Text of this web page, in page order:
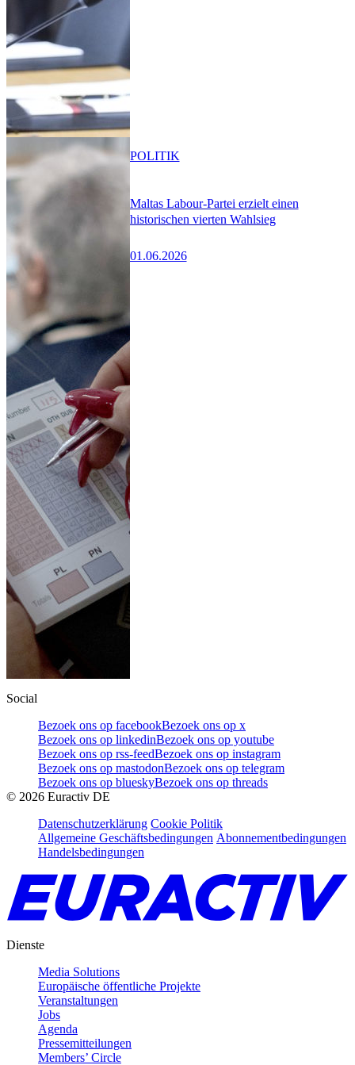
Maltas Labour-Partei erzielt einen
historischen vierten Wahlsieg
01.06.2026
POLITIK
Social
Bezoek ons op facebookBezoek ons op x
Bezoek ons op linkedinBezoek ons op youtube
Bezoek ons op rss-feedBezoek ons op instagram
Bezoek ons op mastodonBezoek ons op telegram
Bezoek ons op blueskyBezoek ons op threads
© 2026 Euractiv DE
Datenschutzerklärung Cookie Politik
Allgemeine Geschäftsbedingungen Abonnementbedingungen
Handelsbedingungen
Dienste
Media Solutions
Europäische öffentliche Projekte
Veranstaltungen
Jobs
Agenda
Pressemitteilungen
Members’ Circle